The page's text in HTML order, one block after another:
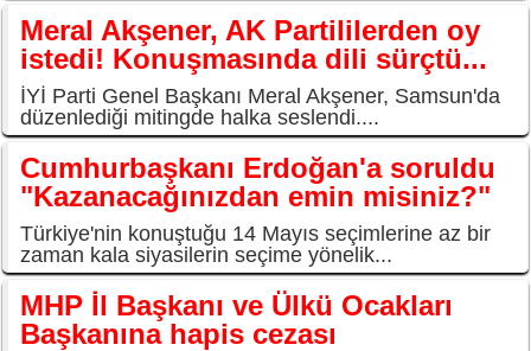
Meral Akşener, AK Partililerden oy
istedi! Konuşmasında dili sürçtü...
İYİ Parti Genel Başkanı Meral Akşener, Samsun'da
düzenlediği mitingde halka seslendi....
Cumhurbaşkanı Erdoğan'a soruldu
"Kazanacağınızdan emin misiniz?"
Türkiye'nin konuştuğu 14 Mayıs seçimlerine az bir
zaman kala siyasilerin seçime yönelik...
MHP İl Başkanı ve Ülkü Ocakları
Başkanına hapis cezası